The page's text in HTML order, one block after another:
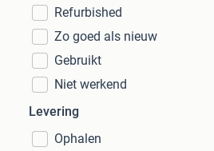
Refurbished
Zo goed als nieuw
Gebruikt
Niet werkend
Levering
Ophalen